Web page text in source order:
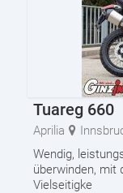
Tuareg 660
Aprilia
Wendig,
überwinden, mit
Vielseitigke